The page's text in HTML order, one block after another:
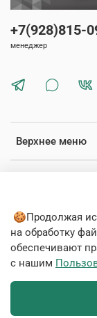
Верхнее меню
+7(928)815-
менеджер
© 2020 Любое
разрешения
🍪Продолжая
на обработку
обеспечивают
с нашим